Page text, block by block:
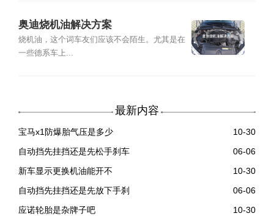
奥迪烧机油解决方案
烧机油，这个词车友们应该不会陌生。尤其是在
一些德系车上...
最新内容
宝马x1防爆胎气压是多少
10-30
自动挡先挂挡还是先松手刹车
06-06
新车显示更换机油能开不
10-30
自动挡先挂挡还是先放下手刹
06-06
应诺轮胎是杂牌子吧
10-30